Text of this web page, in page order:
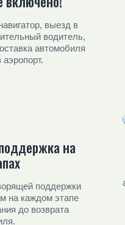
выезд в
водитель,
автомобиля
на
поддержки
на каждом этапе
до возврата